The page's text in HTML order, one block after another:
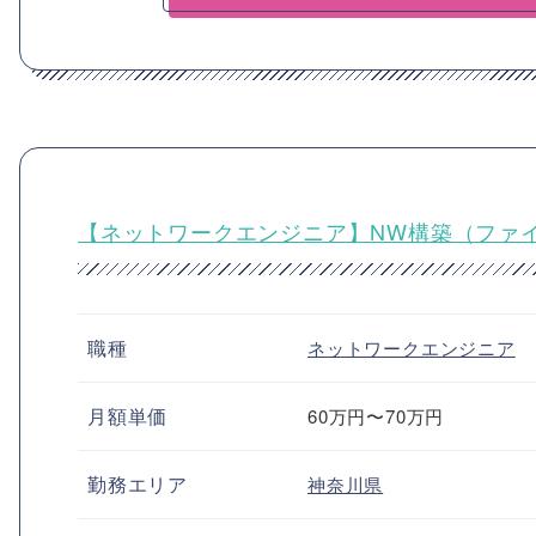
【ネットワークエンジニア】NW構築（ファ
職種 ネットワークエンジニア
月額単価 60万円〜70万円
勤務エリア 神奈川県